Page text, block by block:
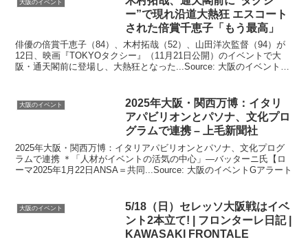
大阪のイベント
ー”で現れ沿道大熱狂 エスコート
された倍賞千恵子「もう最高」
俳優の倍賞千恵子（84）、木村拓哉（52）、山田洋次監督（94）が
12日、映画『TOKYOタクシー』（11月21日公開）のイベントで大
阪・通天閣前に登場し、大熱狂となった...Source: 大阪のイベントG
大阪のイベント 2025年大阪 ・関西万博：イタリ
アパビリオンとパソナ、文化プロ
グラムで連携 – 上毛新聞社
2025年大阪・関西万博：イタリアパビリオンとパソナ、文化プログ
ラムで連携 ＊「人材がイベントの活気の中心」―バッターニ氏【ロ
ーマ2025年1月22日ANSA＝共同...Source: 大阪のイベントGアラート
大阪のイベント 5/18（日）セレッソ大阪戦はイベ
ント2本立て! | フロンターレ日記 |
KAWASAKI FRONTALE